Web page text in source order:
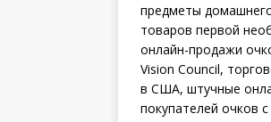
предметы
товаров первой
онлайн-продажи
Vision Council,
в США, штучные
покупателей очков